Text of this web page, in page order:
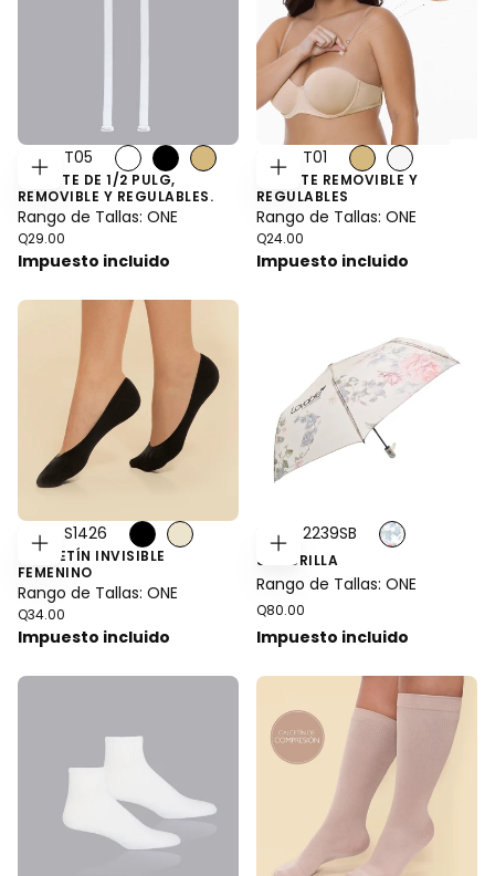
ELEGIR
OPCIONES
Estilo: T05
TIRANTE DE 1/2 PULG,
REMOVIBLE Y REGULABLES.
Rango de Tallas: ONE
Precio
regular
Q29.00
Impuesto incluido
ELEGIR
OPCIONES
Estilo: T01
TIRANTE REMOVIBLE Y
REGULABLES
Rango de Tallas: ONE
Precio
regular
Q24.00
Impuesto incluido
ELEGIR
OPCIONES
Estilo: S1426
CALCETÍN INVISIBLE
FEMENINO
Rango de Tallas: ONE
Precio
regular
Q34.00
Impuesto incluido
AGREGAR
CARRITO
Estilo: 2239SB
SOMBRILLA
Rango de Tallas: ONE
Precio
regular
Q80.00
Impuesto incluido